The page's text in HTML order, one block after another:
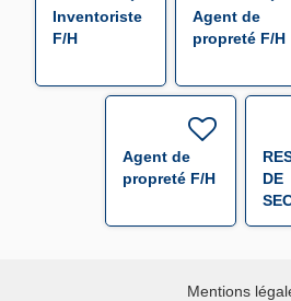
Inventoriste
F/H
Agent de
propreté F/H
Agent de
propreté F/H
DE
Mentions